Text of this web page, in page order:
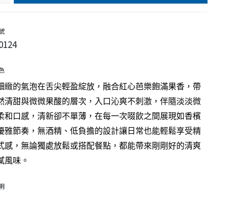
緻的氣泡在舌尖輕盈綻放，融合紅心芭樂飽滿果香，帶
清甜與微微果酸的層次，入口沁爽不刺激，伴隨淡淡微
和口感，清新卻不單薄，在每一次啜飲之間展現如香檳
雅節奏，無酒精、低負擔的設計讓日常也能輕鬆享受精
感，無論獨處放鬆或搭配餐點，都能帶來剛剛好的清爽
風味。